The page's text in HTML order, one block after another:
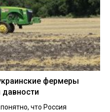
фермеры
давности
что Россия